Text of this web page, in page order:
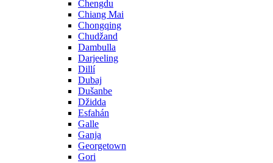
Chengdu
Chiang Mai
Chongqing
Chudžand
Dambulla
Darjeeling
Dillí
Dubaj
Dušanbe
Džidda
Esfahán
Galle
Ganja
Georgetown
Gori